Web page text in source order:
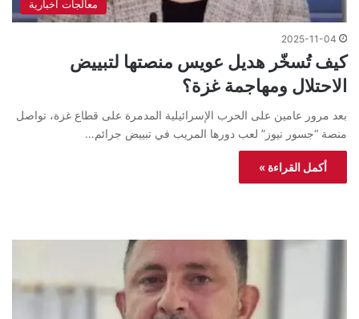
معالجات اخبارية
2025-11-04
كيف تُسخّر هديل عويس منصتها لتبييض
الاحتلال ومهاجمة غزة؟
بعد مرور عامين على الحرب الإسرائيلية المدمرة على قطاع غزة، تواصل
منصة “جسور نيوز” لعب دورها المريب في تبييض جرائم…
أكمل القراءة »